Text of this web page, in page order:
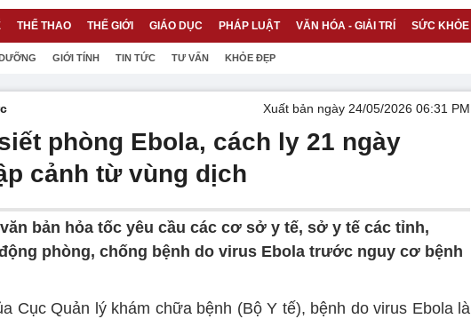
THỂ THAO THẾ GIỚI GIÁO DỤC PHÁP LUẬT VĂN HÓA - GIẢI TRÍ SỨC KHỎE
GIỚI TÍNH TIN TỨC TƯ VẤN KHỎE ĐẸP
Xuất bản ngày 24/05/2026 06:31 PM
phòng Ebola, cách ly 21 ngày
cảnh từ vùng dịch
bản hỏa tốc yêu cầu các cơ sở y tế, sở y tế các tỉnh,
phòng, chống bệnh do virus Ebola trước nguy cơ bệnh
Cục Quản lý khám chữa bệnh (Bộ Y tế), bệnh do virus Ebola là